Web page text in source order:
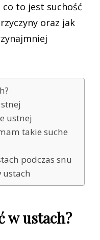
co to jest suchość
oraz jak
ustnej
takie suche
podczas snu
ustach
w ustach?